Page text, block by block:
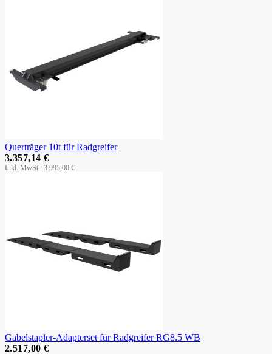
Querträger 10t für Radgreifer
3.995,00 €
3.357,14 €
Gabelstapler-Adapterset für Radgreifer RG8.5 WB
2.517,00 €